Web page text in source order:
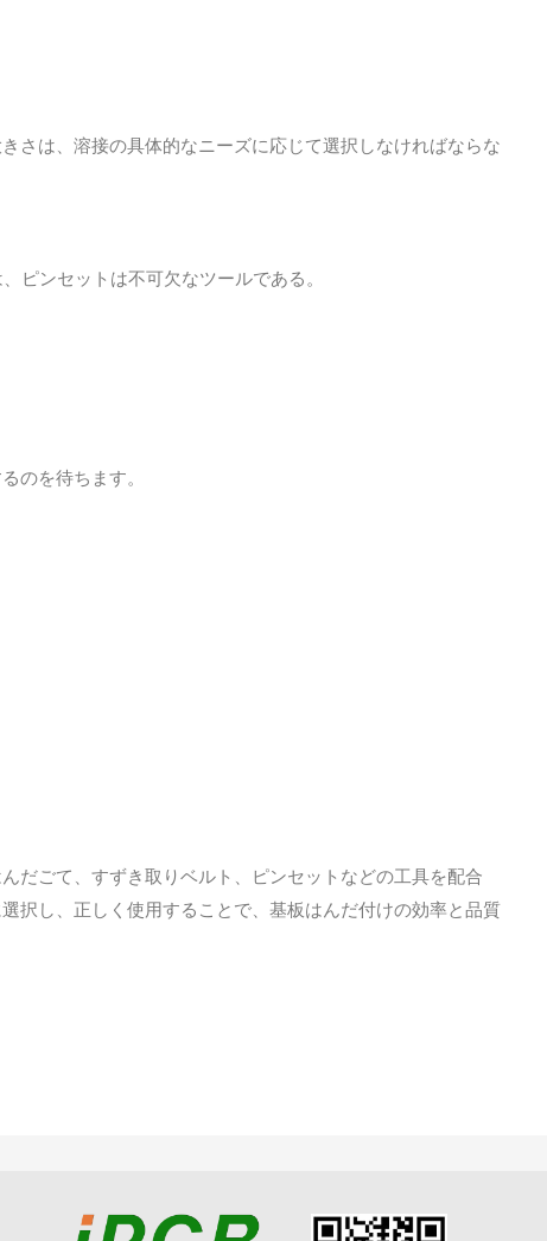
さは、溶接の具体的なニーズに応じて選択しなければならな
ピンセットは不可欠なツールである。
のを待ちます。
だごて、すずき取りベルト、ピンセットなどの工具を配合
択し、正しく使用することで、基板はんだ付けの効率と品質